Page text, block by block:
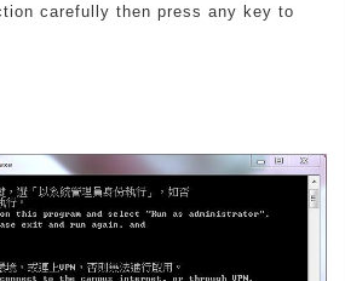
carefully then press any key to